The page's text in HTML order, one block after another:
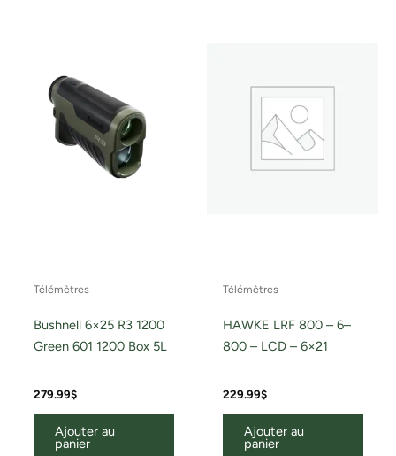
Télémètres
Bushnell 6×25 R3 1200
Green 601 1200 Box 5L
279.99$
Ajouter au
panier
Télémètres
HAWKE LRF 800 – 6–
800 – LCD – 6×21
229.99$
Ajouter au
panier